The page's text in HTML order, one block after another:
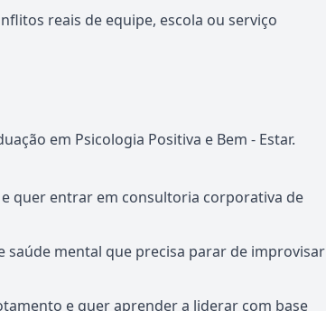
reais de equipe, escola ou serviço
em Psicologia Positiva e Bem - Estar.
quer entrar em consultoria corporativa de
mental que precisa parar de improvisar
e quer aprender a liderar com base